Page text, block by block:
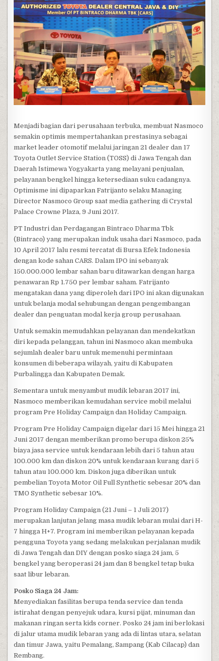
Menjadi bagian dari perusahaan terbuka, membuat Nasmoco
semakin optimis mempertahankan prestasinya sebagai
market leader otomotif melalui jaringan 21 dealer dan 17
Toyota Outlet Service Station (TOSS) di Jawa Tengah dan
Daerah Istimewa Yogyakarta yang melayani penjualan,
pelayanan bengkel hingga ketersediaan suku cadangnya.
Optimisme ini dipaparkan Fatrijanto selaku Managing
Director Nasmoco Group saat media gathering di Crystal
Palace Crowne Plaza, 9 Juni 2017.
PT Industri dan Perdagangan Bintraco Dharma Tbk
(Bintraco) yang merupakan induk usaha dari Nasmoco, pada
10 April 2017 lalu resmi tercatat di Bursa Efek Indonesia
dengan kode sahan CARS. Dalam IPO ini sebanyak
150.000.000 lembar sahan baru ditawarkan dengan harga
penawaran Rp 1.750 per lembar saham. Fatrijanto
mengatakan dana yang diperoleh dari IPO ini akan digunakan
untuk belanja modal sehubungan dengan pengembangan
dealer dan penguatan modal kerja group perusahaan.
Untuk semakin memudahkan pelayanan dan mendekatkan
diri kepada pelanggan, tahun ini Nasmoco akan membuka
sejumlah dealer baru untuk memenuhi permintaan
konsumen di beberapa wilayah, yaitu di Kabupaten
Purbalingga dan Kabupaten Demak.
Sementara untuk menyambut mudik lebaran 2017 ini,
Nasmoco memberikan kemudahan service mobil melalui
program Pre Holiday Campaign dan Holiday Campaign.
Program Pre Holiday Campaign digelar dari 15 Mei hingga 21
Juni 2017 dengan memberikan promo berupa diskon 25%
biaya jasa service untuk kendaraan lebih dari 5 tahun atau
100.000 km dan diskon 20% untuk kendaraan kurang dari 5
tahun atau 100.000 km. Diskon juga diberikan untuk
pembelian Toyota Motor Oil Full Synthetic sebesar 20% dan
TMO Synthetic sebesar 10%.
Program Holiday Campaign (21 Juni – 1 Juli 2017)
merupakan lanjutan jelang masa mudik lebaran mulai dari H-
7 hingga H+7. Program ini memberikan pelayanan kepada
pengguna Toyota yang sedang melakukan perjalanan mudik
di Jawa Tengah dan DIY dengan posko siaga 24 jam, 5
bengkel yang beroperasi 24 jam dan 8 bengkel tetap buka
saat libur lebaran.
Posko Siaga 24 Jam:
Menyediakan fasilitas berupa tenda service dan tenda
istirahat dengan penyejuk udara, kursi pijat, minuman dan
makanan ringan serta kids corner. Posko 24 jam ini berlokasi
di jalur utama mudik lebaran yang ada di lintas utara, selatan
dan timur Jawa, yaitu Pemalang, Sampang (Kab Cilacap) dan
Rembang.